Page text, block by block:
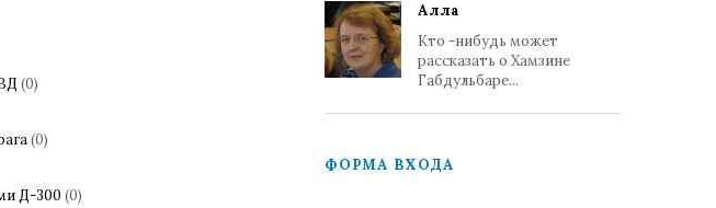
(0)
(0)
Д-300 (0)
Алла
Кто -нибудь может
рассказать о Хамзине
Габдульбаре...
ФОРМА ВХОДА